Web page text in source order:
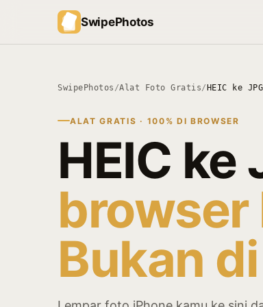
SwipePhotos
SwipePhotos /Alat Foto Gratis/ HEIC ke JPG
ALAT GRATIS · 100% DI BROWSER
HEIC ke
browser
Bukan